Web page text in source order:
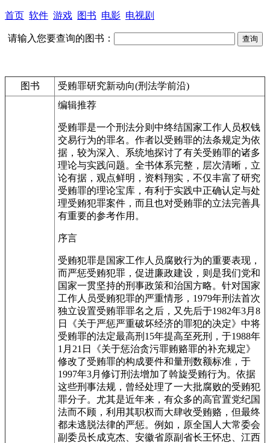
首页 软件 游戏 图书 电影 电视剧
请输入您要查询的图书：
图书 受贿罪研究新动向(刑法学前沿)
编辑推荐
受贿罪是一个刑法分则中终结国家工作人员权钱
交易行为的罪名。作者以受贿罪的法条规定为依
据，较为深入、系统地探讨了有关受贿罪的诸多
理论与实践问题。全书体系完整，层次清晰，立
论有据，观点鲜明，资料翔实，不仅丰富了研究
受贿罪的理论宝库，有利于实践中正确认定与处
理受贿犯罪案件，而且也对受贿罪的立法完善具
有重要的参考作用。
序言
受贿犯罪是国家工作人员腐败行为的重要表现，
而严惩受贿犯罪，促进廉政建设，则是我们党和
国家一贯坚持的刑事政策和治国方略。针对国家
工作人员受贿犯罪的严重情形，1979年刑法首次
独立设置受贿罪罪名之后，又先后于1982年3月8
日《关于严惩严重破坏经济的罪犯的决定》中将
受贿罪的法定最高刑15年提高至死刑，于1988年
1月21日《关于惩治贪污罪贿赂罪的补充规定》
修改了受贿罪的构成要件和量刑数额标准，于
1997年3月修订刑法增加了斡旋受贿行为。依据
这些刑事法规，曾经处理了一大批腐败的受贿犯
罪分子。尤其是近年来，有众多的高官置党纪国
法而不顾，利用其职权而大肆收受贿赂，但最终
都未逃脱法律的严惩。例如，原全国人大常委会
副委员长成克杰、安徽省原副省长王怀忠、江西